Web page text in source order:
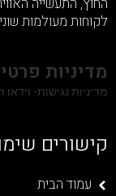
לקוחות מעולמות
מדיניות
מדיניות נגישות- וידאו
קישורים
עמוד הבית